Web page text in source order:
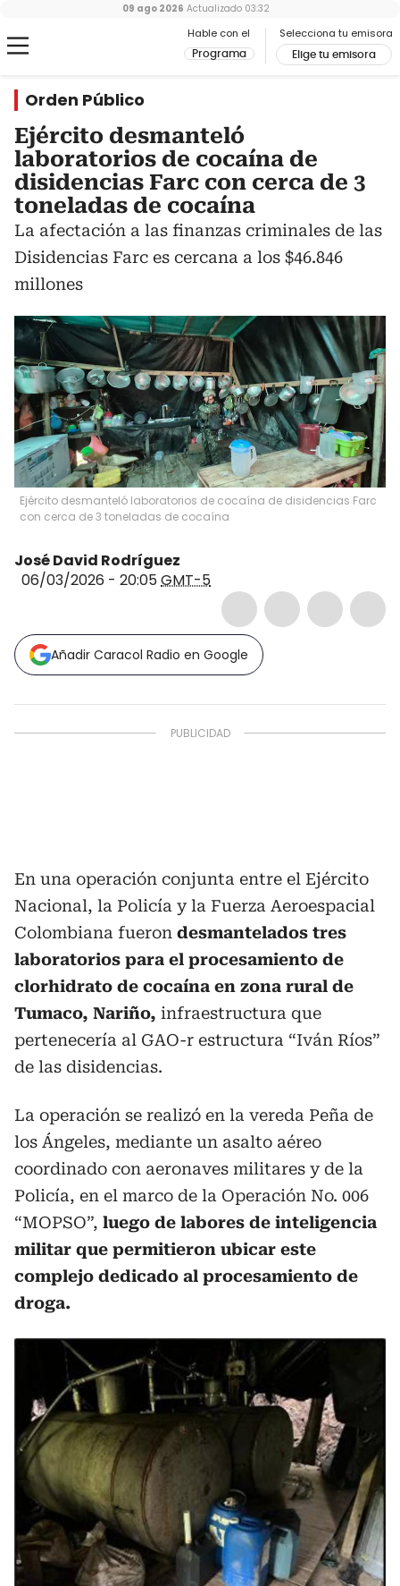
Hable con el
Programa
Selecciona tu emisora
Elige tu emisora
09 ago 2026 Actualizado 03:32
Orden Público
Ejército desmanteló
laboratorios de cocaína de
disidencias Farc con cerca de 3
toneladas de cocaína
La afectación a las finanzas criminales de las
Disidencias Farc es cercana a los $46.846
millones
Ejército desmanteló laboratorios de cocaína de disidencias Farc
con cerca de 3 toneladas de cocaína
José David Rodríguez
06/03/2026 - 20:05GMT-5
Añadir Caracol Radio en Google
En una operación conjunta entre el Ejército
Nacional, la Policía y la Fuerza Aeroespacial
Colombiana fueron desmantelados tres
laboratorios para el procesamiento de
clorhidrato de cocaína en zona rural de
Tumaco, Nariño, infraestructura que
pertenecería al GAO-r estructura “Iván Ríos”
de las disidencias.
La operación se realizó en la vereda Peña de
los Ángeles, mediante un asalto aéreo
coordinado con aeronaves militares y de la
Policía, en el marco de la Operación No. 006
“MOPSO”, luego de labores de inteligencia
militar que permitieron ubicar este
complejo dedicado al procesamiento de
droga.